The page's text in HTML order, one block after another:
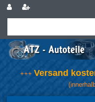
+++ Versand